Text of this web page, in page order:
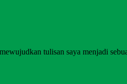
tulisan saya menjadi